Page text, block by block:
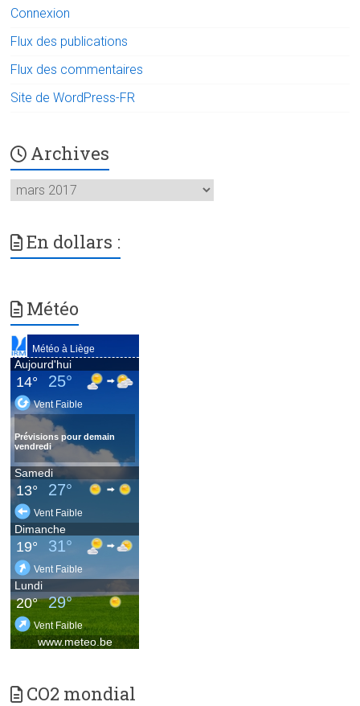
Connexion
Flux des publications
Flux des commentaires
Site de WordPress-FR
Archives
Archives
En dollars :
Météo
CO2 mondial